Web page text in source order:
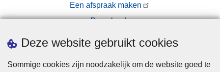
Deze website gebruikt cookies
Sommige cookies zijn noodzakelijk om de website goed te
Een afspraak maken
Downloads